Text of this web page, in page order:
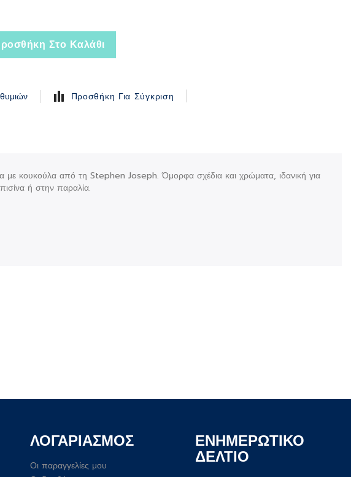
Στο Καλάθι
Προσθήκη Για Σύγκριση
με κουκούλα από τη Stephen Joseph. Όμορφα σχέδια και χρώματα, ιδανική για
ή στην παραλία.
ΛΟΓΑΡΙΑΣΜΟΣ
Οι παραγγελίες μου
ΕΝΗΜΕΡΩΤΙΚΟ
ΔΕΛΤΙΟ